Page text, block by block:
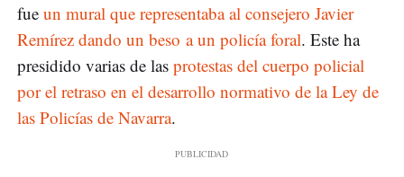
fue un mural que representaba al consejero Javier
Remírez dando un beso a un policía foral. Este ha
presidido varias de las protestas del cuerpo policial
por el retraso en el desarrollo normativo de la Ley de
las Policías de Navarra.